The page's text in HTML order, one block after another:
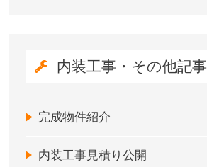
内装工事・その他記事
完成物件紹介
内装工事見積り公開